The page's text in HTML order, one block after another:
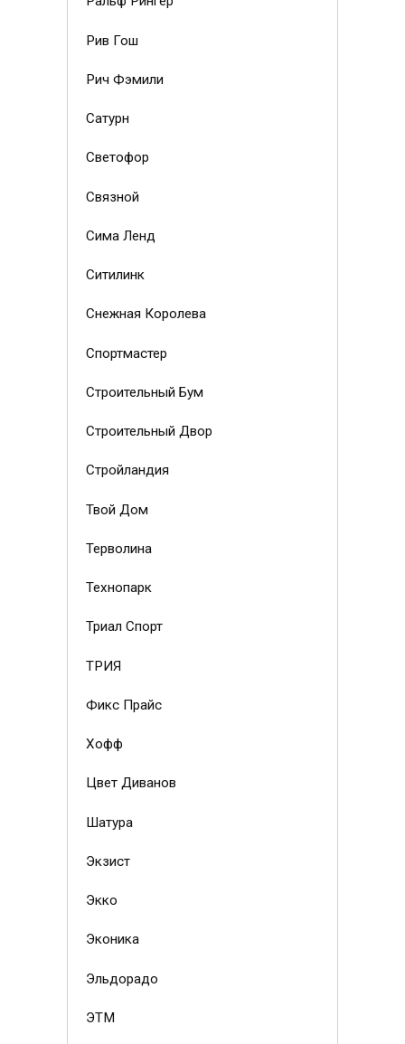
Рив Гош
Рич Фэмили
Сатурн
Светофор
Связной
Сима Ленд
Ситилинк
Снежная Королева
Спортмастер
Строительный Бум
Строительный Двор
Стройландия
Твой Дом
Терволина
Технопарк
Триал Спорт
ТРИЯ
Фикс Прайс
Хофф
Цвет Диванов
Шатура
Экзист
Экко
Эконика
Эльдорадо
ЭТМ